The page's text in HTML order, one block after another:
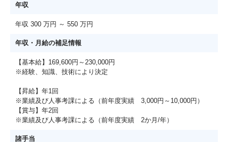
年収
年収 300 万円 ～ 550 万円
年収・月給の補足情報
【基本給】169,600円～230,000円
※経験、知識、技術により決定
【昇給】年1回
※業績及び人事考課による（前年度実績 3,000円～10,000円）
【賞与】年2回
※業績及び人事考課による（前年度実績 2か月/年）
諸手当